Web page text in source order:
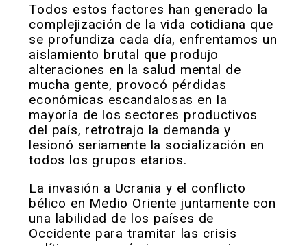
Todos estos factores han generado la
complejización de la vida cotidiana que
se profundiza cada día, enfrentamos un
aislamiento brutal que produjo
alteraciones en la salud mental de
mucha gente, provocó pérdidas
económicas escandalosas en la
mayoría de los sectores productivos
del país, retrotrajo la demanda y
lesionó seriamente la socialización en
todos los grupos etarios.
La invasión a Ucrania y el conflicto
bélico en Medio Oriente juntamente con
una labilidad de los países de
Occidente para tramitar las crisis